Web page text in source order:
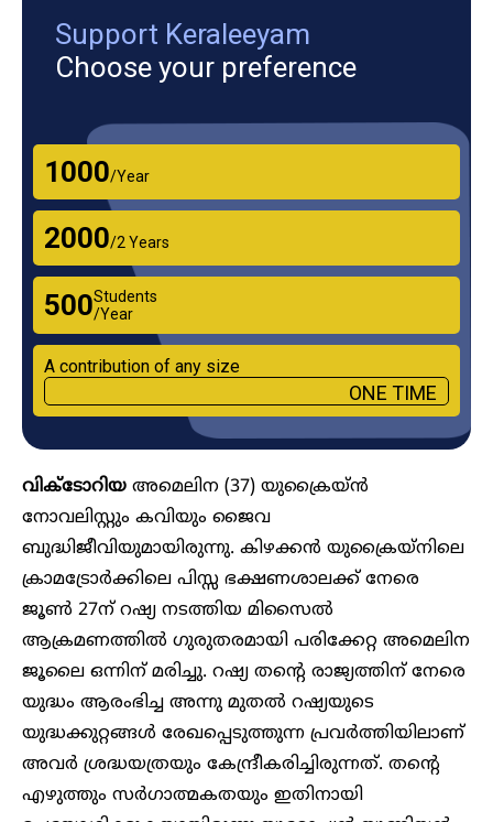
Support Keraleeyam
Choose your preference
₹1000/Year
₹2000/2 Years
₹500Students
/Year
A contribution of any size
ONE TIME
വിക്ടോറിയ അമെലിന (37) യുക്രൈയ്ൻ‌
നോവലിസ്റ്റും കവിയും ജൈവ
ബുദ്ധിജീവിയുമായിരുന്നു. കിഴക്കൻ യുക്രൈയ്നിലെ
ക്രാമട്രോർക്കിലെ പിസ്സ ഭക്ഷണശാലക്ക് നേരെ
ജൂൺ 27ന് റഷ്യ നടത്തിയ മിസൈൽ
ആക്രമണത്തിൽ ഗുരുതരമായി പരിക്കേറ്റ അമെലിന
ജൂലൈ ഒന്നിന് മരിച്ചു. റഷ്യ തന്റെ രാജ്യത്തിന് നേരെ
യുദ്ധം ആരംഭിച്ച അന്നു മുതൽ റഷ്യയുടെ
യുദ്ധക്കുറ്റങ്ങൾ രേഖപ്പെടുത്തുന്ന പ്രവർത്തിയിലാണ്
അവർ ശ്രദ്ധയത്രയും കേന്ദ്രീകരിച്ചിരുന്നത്. തന്റെ
എഴുത്തും സർഗാത്മകതയും ഇതിനായി